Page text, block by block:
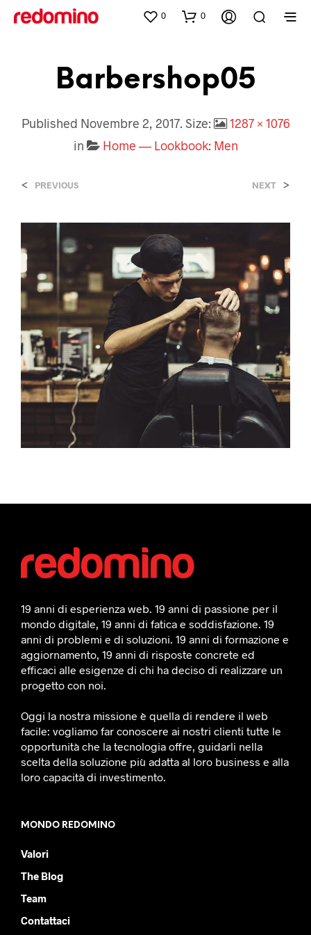
0 0
Barbershop05
Published Novembre 2, 2017. Size:
1287 × 1076
in
Home — Lookbook: Men
< PREVIOUS NEXT >
19 anni di esperienza web. 19 anni di passione per il
mondo digitale, 19 anni di fatica e soddisfazione. 19
anni di problemi e di soluzioni. 19 anni di formazione e
aggiornamento, 19 anni di risposte concrete ed
efficaci alle esigenze di chi ha deciso di realizzare un
progetto con noi.
Oggi la nostra missione è quella di rendere il web
facile: vogliamo far conoscere ai nostri clienti tutte le
opportunità che la tecnologia offre, guidarli nella
scelta della soluzione più adatta al loro business e alla
loro capacità di investimento.
MONDO REDOMINO
Valori
The Blog
Team
Contattaci